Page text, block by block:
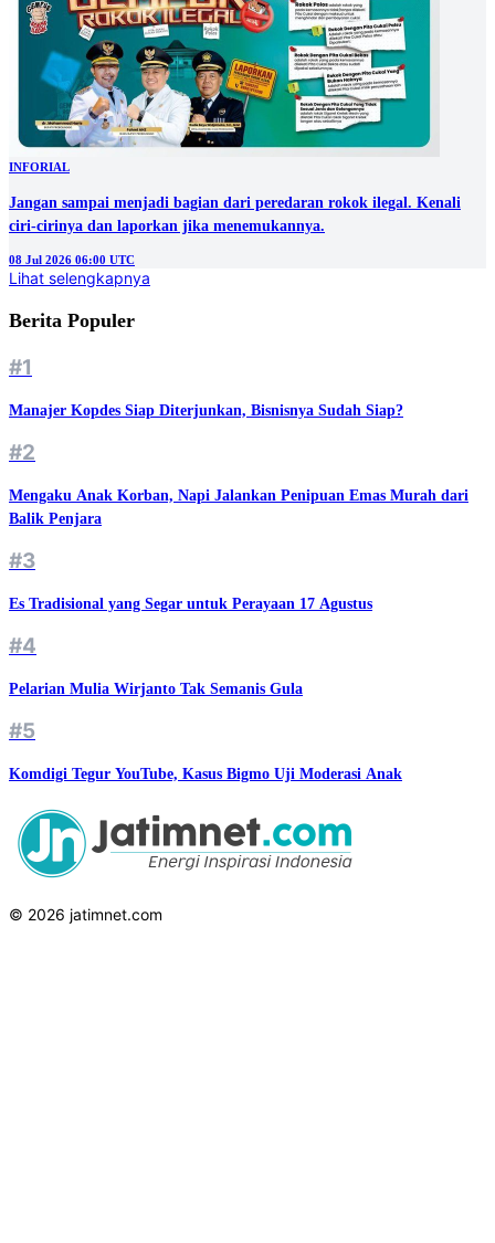
INFORIAL
Jangan sampai menjadi bagian dari peredaran rokok ilegal. Kenali
ciri-cirinya dan laporkan jika menemukannya.
08 Jul 2026 06:00 UTC
Lihat selengkapnya
Berita Populer
#1
Manajer Kopdes Siap Diterjunkan, Bisnisnya Sudah Siap?
#2
Mengaku Anak Korban, Napi Jalankan Penipuan Emas Murah dari
Balik Penjara
#3
Es Tradisional yang Segar untuk Perayaan 17 Agustus
#4
Pelarian Mulia Wirjanto Tak Semanis Gula
#5
Komdigi Tegur YouTube, Kasus Bigmo Uji Moderasi Anak
© 2026 jatimnet.com